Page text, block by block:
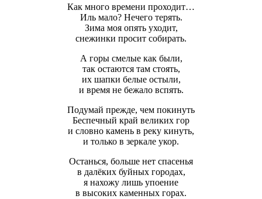
Как много времени проходит…
Иль мало? Нечего терять.
Зима моя опять уходит,
снежинки просит собирать.
А горы смелые как были,
так остаются там стоять,
их шапки белые остыли,
и время не бежало вспять.
Подумай прежде, чем покинуть
Беспечный край великих гор
и словно камень в реку кинуть,
и только в зеркале укор.
Останься, больше нет спасенья
в далёких буйных городах,
я нахожу лишь упоение
в высоких каменных горах.